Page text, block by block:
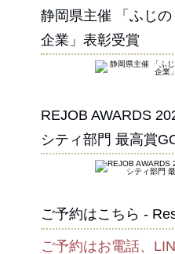
静岡県主催 「ふじ
企業」表彰受賞
REJOB AWARDS
シティ部門 最高賞
ご予約はこちら -
ご予約はお電話、